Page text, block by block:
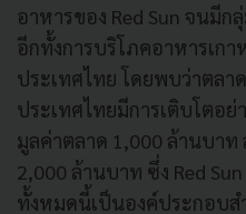
อาหารของ Red Sun จนมี
อีกทั้งการบริโภคอาหารเก
ประเทศไทย โดยพบว่าตลา
ประเทศไทยมีการเติบโตอย่
มูลค่าตลาด 1,000 ล้านบา
2,000 ล้านบาท ซึ่ง Red
ทั้งหมดนี้เป็นองค์ประกอบ